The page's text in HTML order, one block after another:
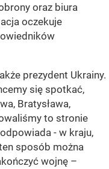
oraz biura
oczekuje
prezydent Ukrainy.
się spotkać,
Bratysława,
to stronie
- w kraju,
sposób można
wojnę –